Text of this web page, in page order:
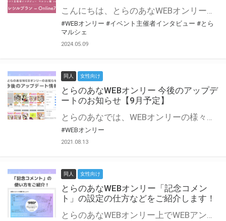
こんにちは、とらのあなWEBオンリー運営スタッフです。 新たにお届けする、イベント主催者インタビュー-マルシェ編-は、 とらのあなWEBオンリー「マルシェ」をご利用した主催様に 「マルシェ」を使って開催した感想や心がけをお聞きする企画です。 今回は、WEBオンリー開催7回目迎えた「マレシルプラン – Online7 –」より、 主催の玉川うた様にお話を伺いました。 ▼マレシルプランのインタビュー前回記事 「イベント主催者インタビュー vol.6」はこちら 協力：玉川うた様（マレシルプラン実行委員会 代表）／イベント公式Twitter（@mallesil_plan） とらのあなWEBオンリー「マルシェ」とは？ WEBオンリーでリアルタイムでコミュニケーションがとれるオンライン会場です。
#WEBオンリー #イベント主催者インタビュー #とら
マルシェ
2024.05.09
同人 女性向け
とらのあなWEBオンリー 今後のアップデ
ートのお知らせ【9月予定】
とらのあなでは、WEBオンリーの様々な支援を実施しています。 今回は2021年9月に実装を予定しているアップデート情報についてご紹介いたします。 とらのあなWEBオンリーサイトはこちら
#WEBオンリー
2021.08.13
同人 女性向け
とらのあなWEBオンリー「記念コメン
ト」の設定の仕方などをご紹介します！
とらのあなWEBオンリー上でWEBアンソロジーが作成できる「記念コメント」について、その使い方や作成手順を解説します！ 支援タイプを「サークル参加型」「サークル参加型・マルシェ(イベント会場)機能付き」でお申し込みいただいている主催者様はぜひご活用ください♪ とらのあなWEBオンリーサイトはこちら